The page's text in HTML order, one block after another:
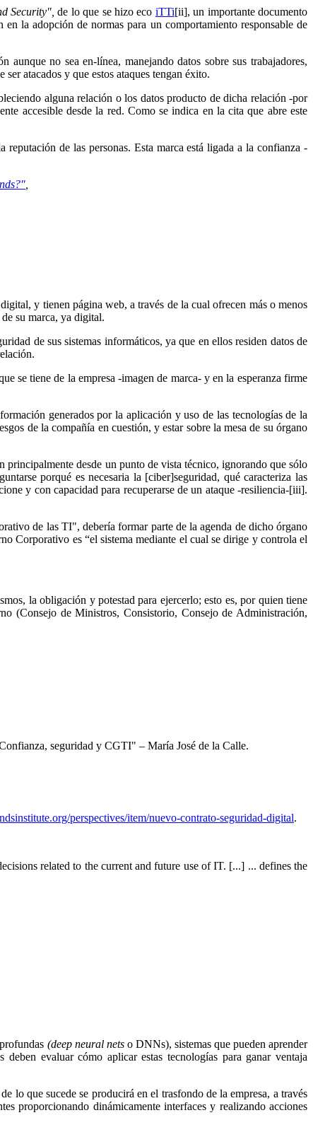
Security", de lo que se hizo eco iTTi[ii], un importante documento
la adopción de normas para un comportamiento responsable de
no sea en-línea, manejando datos sobre sus trabajadores,
atacados y que estos ataques tengan éxito.
alguna relación o los datos producto de dicha relación -por
accesible desde la red. Como se indica en la cita que abre este
de las personas. Esta marca está ligada a la confianza -
,
y tienen página web, a través de la cual ofrecen más o menos
su marca, ya digital.
de sus sistemas informáticos, ya que en ellos residen datos de
se tiene de la empresa -imagen de marca- y en la esperanza firme
generados por la aplicación y uso de las tecnologías de la
de la compañía en cuestión, y estar sobre la mesa de su órgano
principalmente desde un punto de vista técnico, ignorando que sólo
porqué es necesaria la [ciber]seguridad, qué caracteriza las
y con capacidad para recuperarse de un ataque -resiliencia-[iii].
de las TI", debería formar parte de la agenda de dicho órgano
Corporativo es “el sistema mediante el cual se dirige y controla el
la obligación y potestad para ejercerlo; esto es, por quien tiene
(Consejo de Ministros, Consistorio, Consejo de Administración,
seguridad y CGTI" – María José de la Calle.
perspectives/item/nuevo-contrato-seguridad-digital.
related to the current and future use of IT. [...] ... defines the
(deep neural netso DNNs), sistemas que pueden aprender
evaluar cómo aplicar estas tecnologías para ganar ventaja
lo que sucede se producirá en el trasfondo de la empresa, a través
proporcionando dinámicamente interfaces y realizando acciones